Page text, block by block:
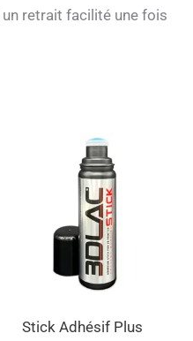
retrait facilité une fois
Stick Adhésif Plus